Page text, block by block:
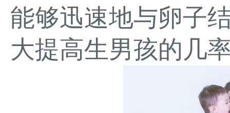
能够迅速地与卵子
大提高生男孩的几